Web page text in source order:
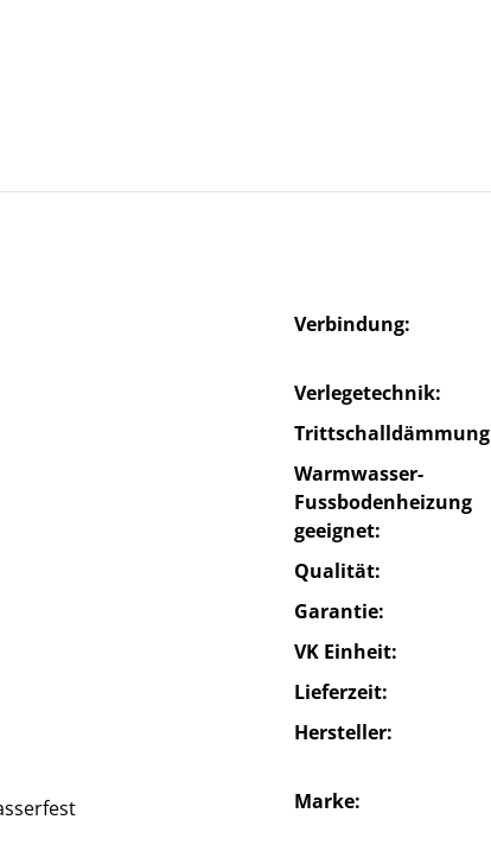
Verbindung
Verlegetechnik
Trittschalldämmung
Warmwasser-
Fussbodenheizung
geeignet
Qualität
Garantie
VK Einheit
Lieferzeit
Hersteller
Marke